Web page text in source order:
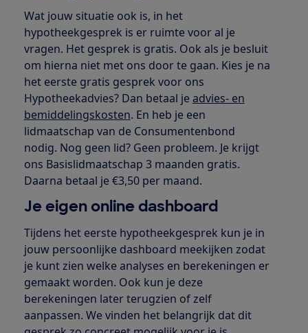
Wat jouw situatie ook is, in het
hypotheekgesprek is er ruimte voor al je
vragen. Het gesprek is gratis. Ook als je besluit
om hierna niet met ons door te gaan. Kies je na
het eerste gratis gesprek voor ons
Hypotheekadvies? Dan betaal jeadvies- en
bemiddelingskosten. En heb je een
lidmaatschap van de Consumentenbond
nodig. Nog geen lid? Geen probleem. Je krijgt
ons Basislidmaatschap 3 maanden gratis.
Daarna betaal je €3,50 per maand.
Je eigen online dashboard
Tijdens het eerste hypotheekgesprek kun je in
jouw persoonlijke dashboard meekijken zodat
je kunt zien welke analyses en berekeningen er
gemaakt worden. Ook kun je deze
berekeningen later terugzien of zelf
aanpassen. We vinden het belangrijk dat dit